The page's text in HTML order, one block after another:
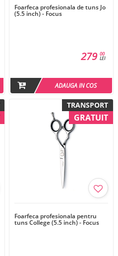
Foarfeca profesionala de tuns Jo
(5.5 inch) - Focus
00
LEI
279
ADAUGA IN COS
TRANSPORT
GRATUIT
Foarfeca profesionala pentru
tuns College (5.5 inch) - Focus